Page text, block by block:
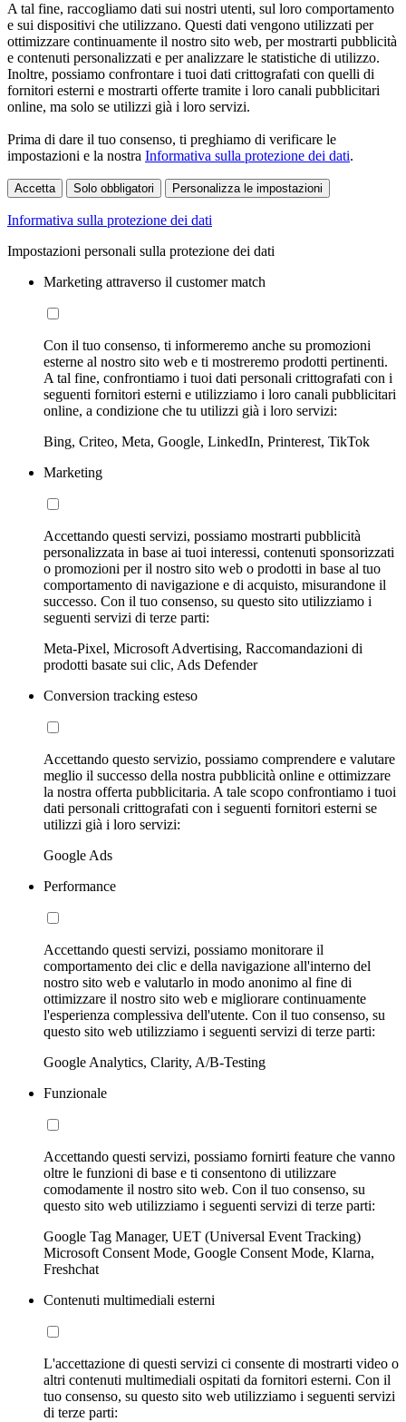
A tal fine, raccogliamo dati sui nostri utenti, sul loro comportamento
e sui dispositivi che utilizzano. Questi dati vengono utilizzati per
ottimizzare continuamente il nostro sito web, per mostrarti pubblicità
e contenuti personalizzati e per analizzare le statistiche di utilizzo.
Inoltre, possiamo confrontare i tuoi dati crittografati con quelli di
fornitori esterni e mostrarti offerte tramite i loro canali pubblicitari
online, ma solo se utilizzi già i loro servizi.
Prima di dare il tuo consenso, ti preghiamo di verificare le
impostazioni e la nostra Informativa sulla protezione dei dati.
Accetta Solo obbligatori Personalizza le impostazioni
Informativa sulla protezione dei dati
Impostazioni personali sulla protezione dei dati
Marketing attraverso il customer match
Con il tuo consenso, ti informeremo anche su promozioni
esterne al nostro sito web e ti mostreremo prodotti pertinenti.
A tal fine, confrontiamo i tuoi dati personali crittografati con i
seguenti fornitori esterni e utilizziamo i loro canali pubblicitari
online, a condizione che tu utilizzi già i loro servizi:
Bing, Criteo, Meta, Google, LinkedIn, Printerest, TikTok
Marketing
Accettando questi servizi, possiamo mostrarti pubblicità
personalizzata in base ai tuoi interessi, contenuti sponsorizzati
o promozioni per il nostro sito web o prodotti in base al tuo
comportamento di navigazione e di acquisto, misurandone il
successo. Con il tuo consenso, su questo sito utilizziamo i
seguenti servizi di terze parti:
Meta-Pixel, Microsoft Advertising, Raccomandazioni di
prodotti basate sui clic, Ads Defender
Conversion tracking esteso
Accettando questo servizio, possiamo comprendere e valutare
meglio il successo della nostra pubblicità online e ottimizzare
la nostra offerta pubblicitaria. A tale scopo confrontiamo i tuoi
dati personali crittografati con i seguenti fornitori esterni se
utilizzi già i loro servizi:
Google Ads
Performance
Accettando questi servizi, possiamo monitorare il
comportamento dei clic e della navigazione all'interno del
nostro sito web e valutarlo in modo anonimo al fine di
ottimizzare il nostro sito web e migliorare continuamente
l'esperienza complessiva dell'utente. Con il tuo consenso, su
questo sito web utilizziamo i seguenti servizi di terze parti:
Google Analytics, Clarity, A/B-Testing
Funzionale
Accettando questi servizi, possiamo fornirti feature che vanno
oltre le funzioni di base e ti consentono di utilizzare
comodamente il nostro sito web. Con il tuo consenso, su
questo sito web utilizziamo i seguenti servizi di terze parti:
Google Tag Manager, UET (Universal Event Tracking)
Microsoft Consent Mode, Google Consent Mode, Klarna,
Freshchat
Contenuti multimediali esterni
L'accettazione di questi servizi ci consente di mostrarti video o
altri contenuti multimediali ospitati da fornitori esterni. Con il
tuo consenso, su questo sito web utilizziamo i seguenti servizi
di terze parti: